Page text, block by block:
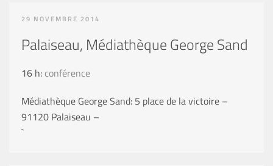
29 NOVEMBRE 2014
Palaiseau, Médiathèque George Sand
16 h: conférence
Médiathèque George Sand: 5 place de la victoire –
91120 Palaiseau –
`